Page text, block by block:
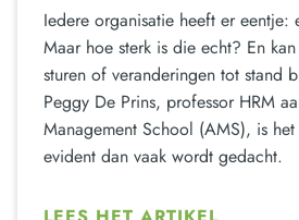
Iedere organisatie heeft er eentje:
Maar hoe sterk is die echt? En
sturen of veranderingen tot stand
Peggy De Prins, professor HRM
Management School (AMS), is
evident dan vaak wordt gedacht.